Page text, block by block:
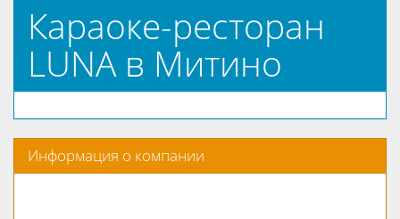
Караоке-ресторан
LUNA в Митино
Информация о компании